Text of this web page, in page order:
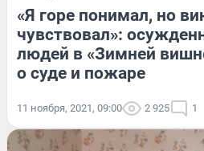
«Я горе понимал, но
чувствовал»:
людей в «Зимней
о суде и пожаре
11 ноября, 2021, 09:00 2 925 1